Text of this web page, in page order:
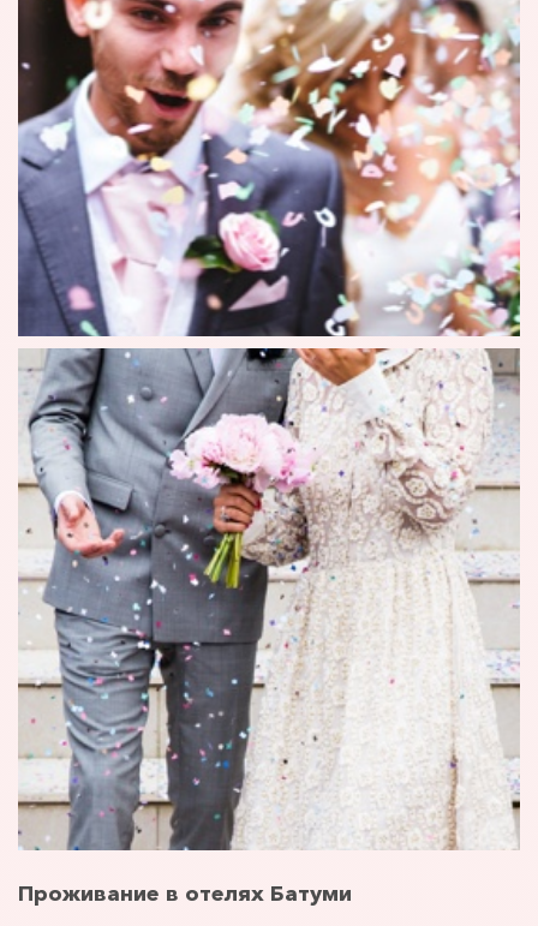
Проживание в отелях Батуми